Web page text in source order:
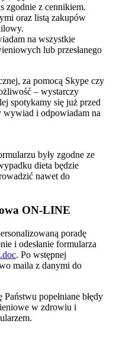
zgodnie z cennikiem.
oraz listą zakupów
na wszystkie
lub przesłanego
za pomocą Skype czy
– wystarczy
spotykamy się już przed
wywiad i odpowiadam na
były zgodne ze
dieta będzie
nawet do
ON-LINE
poradę
i odesłanie formularza
. Po wstępnej
maila z danymi do
popełniane błędy
w zdrowiu i